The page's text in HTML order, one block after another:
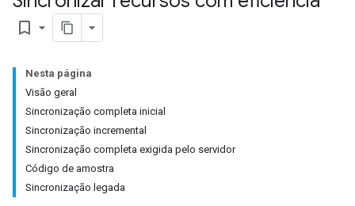
bookmark_border
Nesta página
Visão geral
Sincronização completa inicial
Sincronização incremental
Sincronização completa exigida pelo servidor
Código de amostra
Sincronização legada